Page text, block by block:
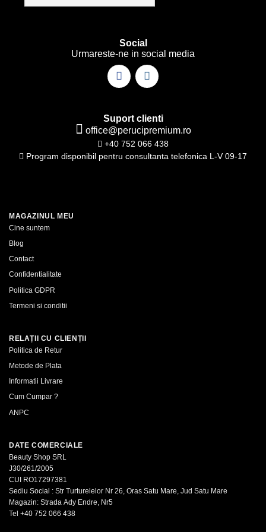
produsului.
Social
Urmareste-ne in social media
Suport clienti
office@perucipremium.ro
+40 752 066 438
Program disponibil pentru consultanta telefonica L-V 09-17
MAGAZINUL MEU
Cine suntem
Blog
Contact
Confidentialitate
Politica GDPR
Termeni si conditii
RELAȚII CU CLIENȚII
Politica de Retur
Metode de Plata
Informatii Livrare
Cum Cumpar ?
ANPC
DATE COMERCIALE
Beauty Shop SRL
J30/261/2005
CUI RO17297381
Sediu Social : Str Turturelelor Nr 26, Oras Satu Mare, Jud Satu Mare
Magazin: Strada Ady Endre, Nr5
Tel +40 752 066 438